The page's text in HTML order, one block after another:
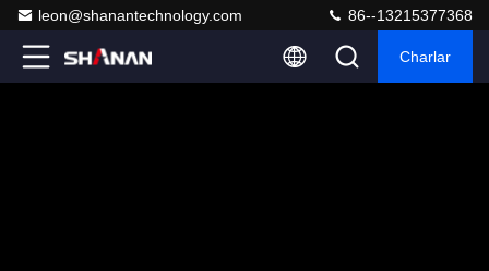
leon@shanantechnology.com 86--13215377368
Charlar